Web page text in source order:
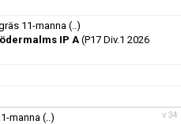
11-manna (..)
IP A(P17 Div.1 2026
v.34
manna (..)